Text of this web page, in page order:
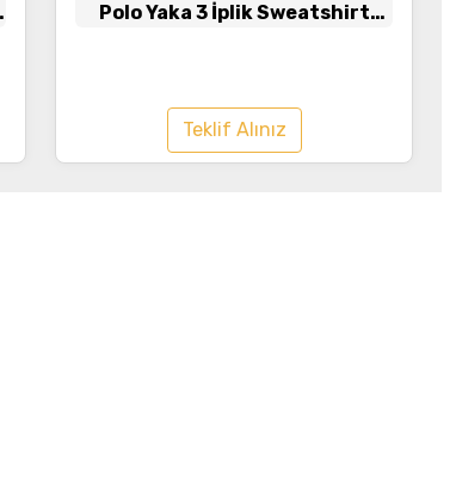
Polo Yaka 3 İplik Sweatshirt
Teklif Alınız